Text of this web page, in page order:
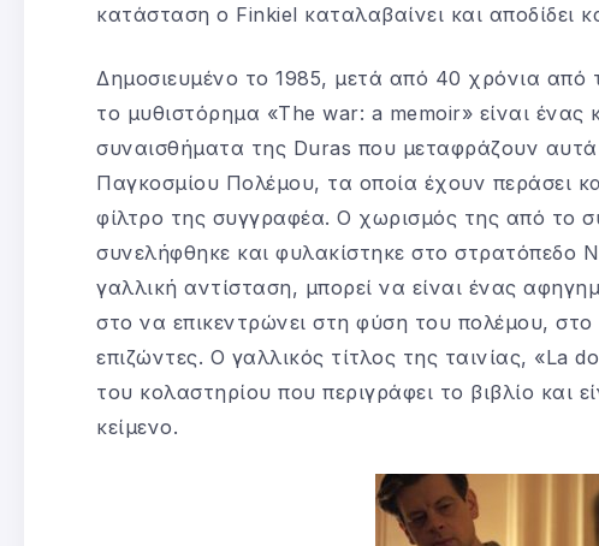
κατάσταση ο Finkiel καταλαβαίνει και αποδίδει
Δημοσιευμένο το 1985, μετά από 40 χρόνια
το μυθιστόρημα «The war: a memoir» είναι ένας
συναισθήματα της Duras που μεταφράζουν αυτά
Παγκοσμίου Πολέμου, τα οποία έχουν περάσει
φίλτρο της συγγραφέα. Ο χωρισμός της από το
συνελήφθηκε και φυλακίστηκε στο στρατόπεδο
γαλλική αντίσταση, μπορεί να είναι ένας
στο να επικεντρώνει στη φύση του πολέμου,
επιζώντες. Ο γαλλικός τίτλος της ταινίας, «La
του κολαστηρίου που περιγράφει το βιβλίο και
κείμενο.